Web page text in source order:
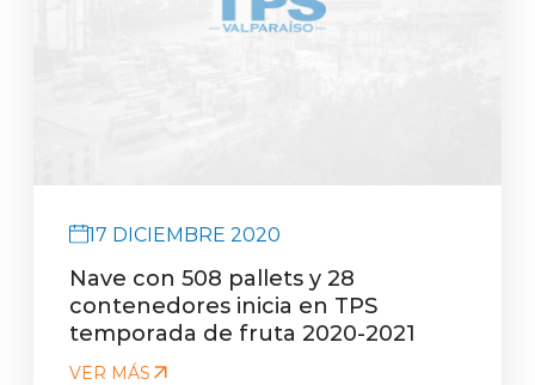
17 DICIEMBRE 2020
Nave con 508 pallets y 28
contenedores inicia en TPS
temporada de fruta 2020-2021
VER MÁS